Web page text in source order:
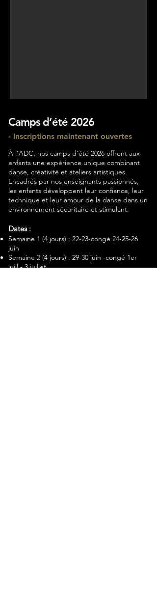
Camps d’été 2026
- Inscriptions maintenant ouvertes
À l’ADC, nos camps d’été 2026 offrent aux
enfants une expérience unique combinant
danse, créativité et ateliers artistiques.
Encadrés par nos enseignants passionnés,
les enfants développent leur confiance, leur
technique et leur amour de la danse dans un
environnement sécuritaire et stimulant.
Dates :
Semaine 1 (4 jours) : 22-23-congé 24-25-26
juin
Semaine 2 (4 jours) : 29-30 juin -congé 1er
juill.- 3 juillet